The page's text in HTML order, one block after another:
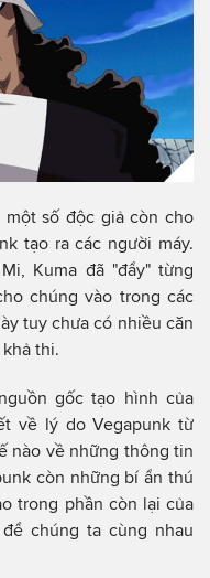
số độc giả còn cho
tạo ra các người máy.
Kuma đã "đẩy" từng
chúng vào trong các
tuy chưa có nhiều căn
thi.
gốc tạo hình của
về lý do Vegapunk từ
nào về những thông tin
còn những bí ẩn thú
trong phần còn lại của
chúng ta cùng nhau